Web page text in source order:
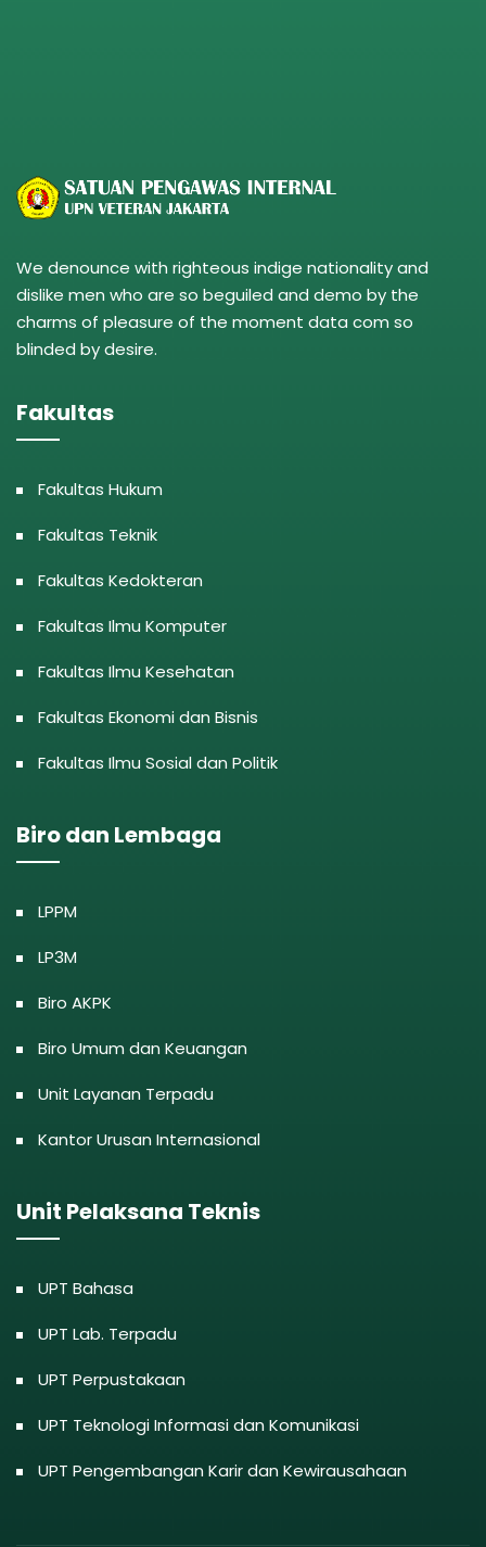
We denounce with righteous indige nationality and
dislike men who are so beguiled and demo by the
charms of pleasure of the moment data com so
blinded by desire.
Fakultas
Fakultas Hukum
Fakultas Teknik
Fakultas Kedokteran
Fakultas Ilmu Komputer
Fakultas Ilmu Kesehatan
Fakultas Ekonomi dan Bisnis
Fakultas Ilmu Sosial dan Politik
Biro dan Lembaga
LPPM
LP3M
Biro AKPK
Biro Umum dan Keuangan
Unit Layanan Terpadu
Kantor Urusan Internasional
Unit Pelaksana Teknis
UPT Bahasa
UPT Lab. Terpadu
UPT Perpustakaan
UPT Teknologi Informasi dan Komunikasi
UPT Pengembangan Karir dan Kewirausahaan